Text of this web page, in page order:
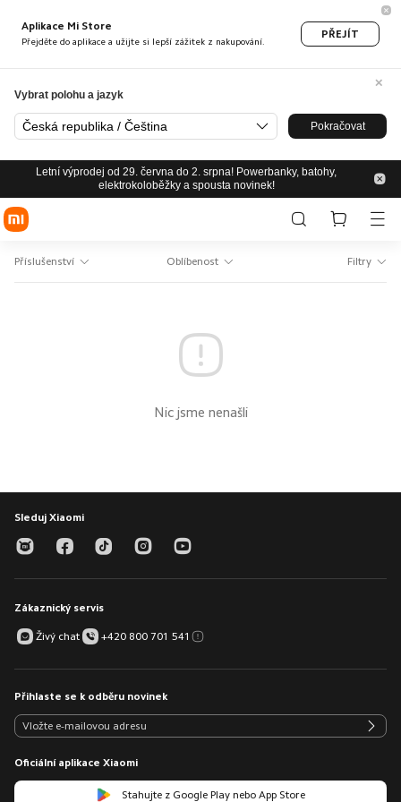
Aplikace Mi Store
Přejděte do aplikace a užijte si lepší zážitek z nakupování.
PŘEJÍT
Vybrat polohu a jazyk
Česká republika / Čeština Pokračovat
Letní výprodej od 29. června do 2. srpna! Powerbanky, batohy,
elektrokoloběžky a spousta novinek!
Příslušenství Oblíbenost Filtry
Nic jsme nenašli
Sleduj Xiaomi
Zákaznický servis
Živý chat +420 800 701 541
Přihlaste se k odběru novinek
Oficiální aplikace Xiaomi
Stahujte z Google Play nebo App Store